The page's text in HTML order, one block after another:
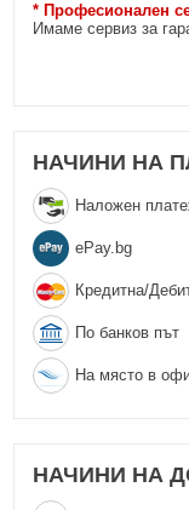
* Професионален
Имаме сервиз за
НАЧИНИ НА
Наложен
еPay.bg
Кредитна/
По банков път
На място в
НАЧИНИ НА